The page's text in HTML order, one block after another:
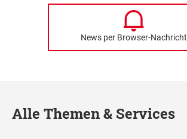
News per Browser-Nachricht
Alle Themen & Services